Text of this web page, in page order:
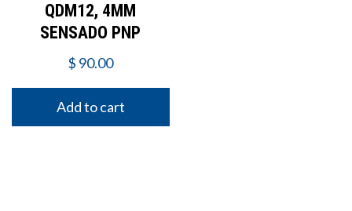
QDM12, 4MM
SENSADO PNP
$ 90.00
Add to cart